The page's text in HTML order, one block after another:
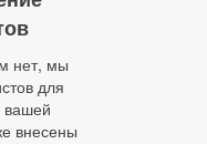
нет, мы
для
вашей
внесены